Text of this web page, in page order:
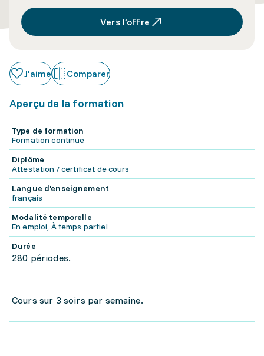
Vers l’offre
J'aime Comparer
Aperçu de la formation
Type de formation
Formation continue
Diplôme
Attestation / certificat de cours
Langue d'enseignement
français
Modalité temporelle
En emploi, À temps partiel
Durée
280 périodes.
Cours sur 3 soirs par semaine.